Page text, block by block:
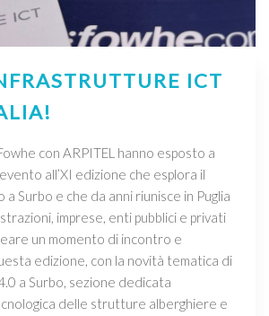
ICT
con ARPITEL hanno esposto a
all’XI edizione che esplora il
Surbo e che da anni riunisce in Puglia
imprese, enti pubblici e privati
un momento di incontro e
edizione, con la novità tematica di
a Surbo, sezione dedicata
delle strutture alberghiere e